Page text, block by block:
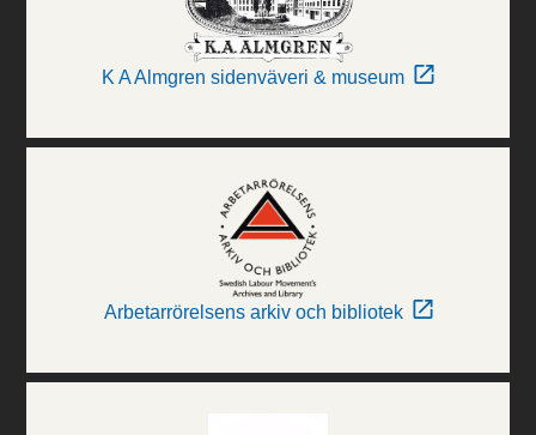
K A Almgren sidenväveri & museum
Arbetarrörelsens arkiv och bibliotek